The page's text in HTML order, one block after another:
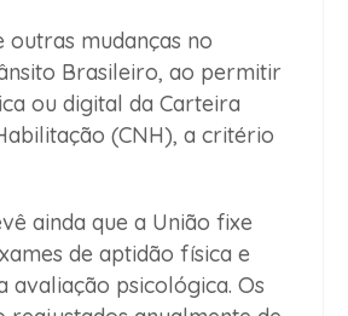
outras mudanças no
Brasileiro, ao permitir
ou digital da Carteira
(CNH), a critério
ainda que a União fixe
de aptidão física e
avaliação psicológica. Os